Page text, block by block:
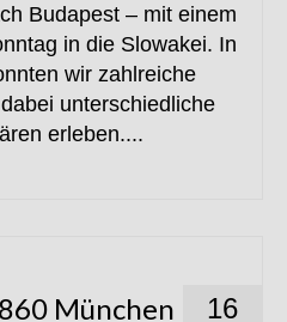
Budapest – mit einem
in die Slowakei. In
wir zahlreiche
unterschiedliche
erleben....
16
München